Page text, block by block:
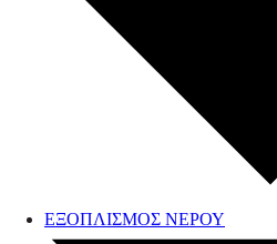
ΕΞΟΠΛΙΣΜΟΣ ΝΕΡΟΥ